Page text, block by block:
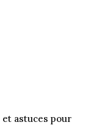
et astuces pour